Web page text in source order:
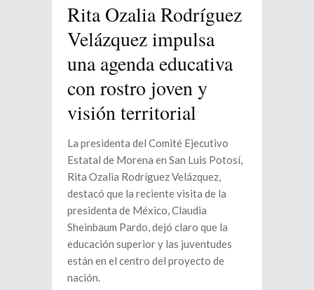
Rita Ozalia Rodríguez
Velázquez impulsa
una agenda educativa
con rostro joven y
visión territorial
La presidenta del Comité Ejecutivo
Estatal de Morena en San Luis Potosí,
Rita Ozalia Rodríguez Velázquez,
destacó que la reciente visita de la
presidenta de México, Claudia
Sheinbaum Pardo, dejó claro que la
educación superior y las juventudes
están en el centro del proyecto de
nación.